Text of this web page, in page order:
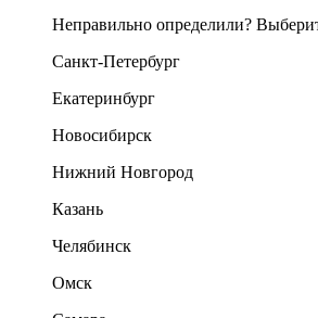
Неправильно определили?
Санкт-Петербург
Екатеринбург
Новосибирск
Нижний Новгород
Казань
Челябинск
Омск